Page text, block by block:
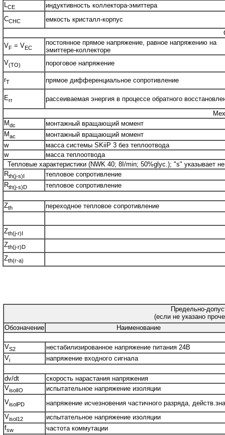
LCE
индуктивность коллектора-эмиттера
CCHC
емкость кристалл-корпус
VF = VEC
постоянное прямое напряжение, равное напряжению на
эмиттере-коллекторе
V(TO) пороговое напряжение
rT прямое дифференциальное сопротивление
Err
рассеиваемая энергия в процессе обратного
Mdc
монтажный вращающий момент
Mac
монтажный вращающий момент
w
масса системы SKiiP 3 без теплоотвода
w
масса теплоотвода
Тепловые характеристики (NWK 40; 8I/min; 50%glyc.); "s" указывает
Rth(j-s)I
тепловое сопротивление
Rth(j-s)D тепловое сопротивление
Zth переходное тепловое сопротивление
Zth(j-r)I
Zth(j-r)D
Zth(r-a)
Предельно-
(если не указано
Обозначение
Наименование
VS2
нестабилизированное напряжение питания 24В
Vi напряжение входного сигнала
dv/dt
скорость нарастания напряжения
VisolIO
испытательное напряжение изоляции
VisolPD
напряжение исчезновения частичного разряда,
Visol12
испытательное напряжение изоляции
fsw частота коммутации